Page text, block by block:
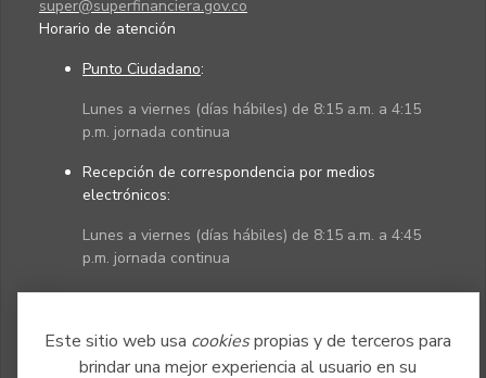
Este sitio web usa cookiespropias y de terceros para
brindar una mejor experiencia al usuario en su
super@superfinanciera.gov.co
Horario de atención
Punto Ciudadano:
Lunes a viernes (días hábiles) de 8:15 a.m. a 4:15
p.m. jornada continua
Recepción de correspondencia por medios
electrónicos:
Lunes a viernes (días hábiles) de 8:15 a.m. a 4:45
p.m. jornada continua